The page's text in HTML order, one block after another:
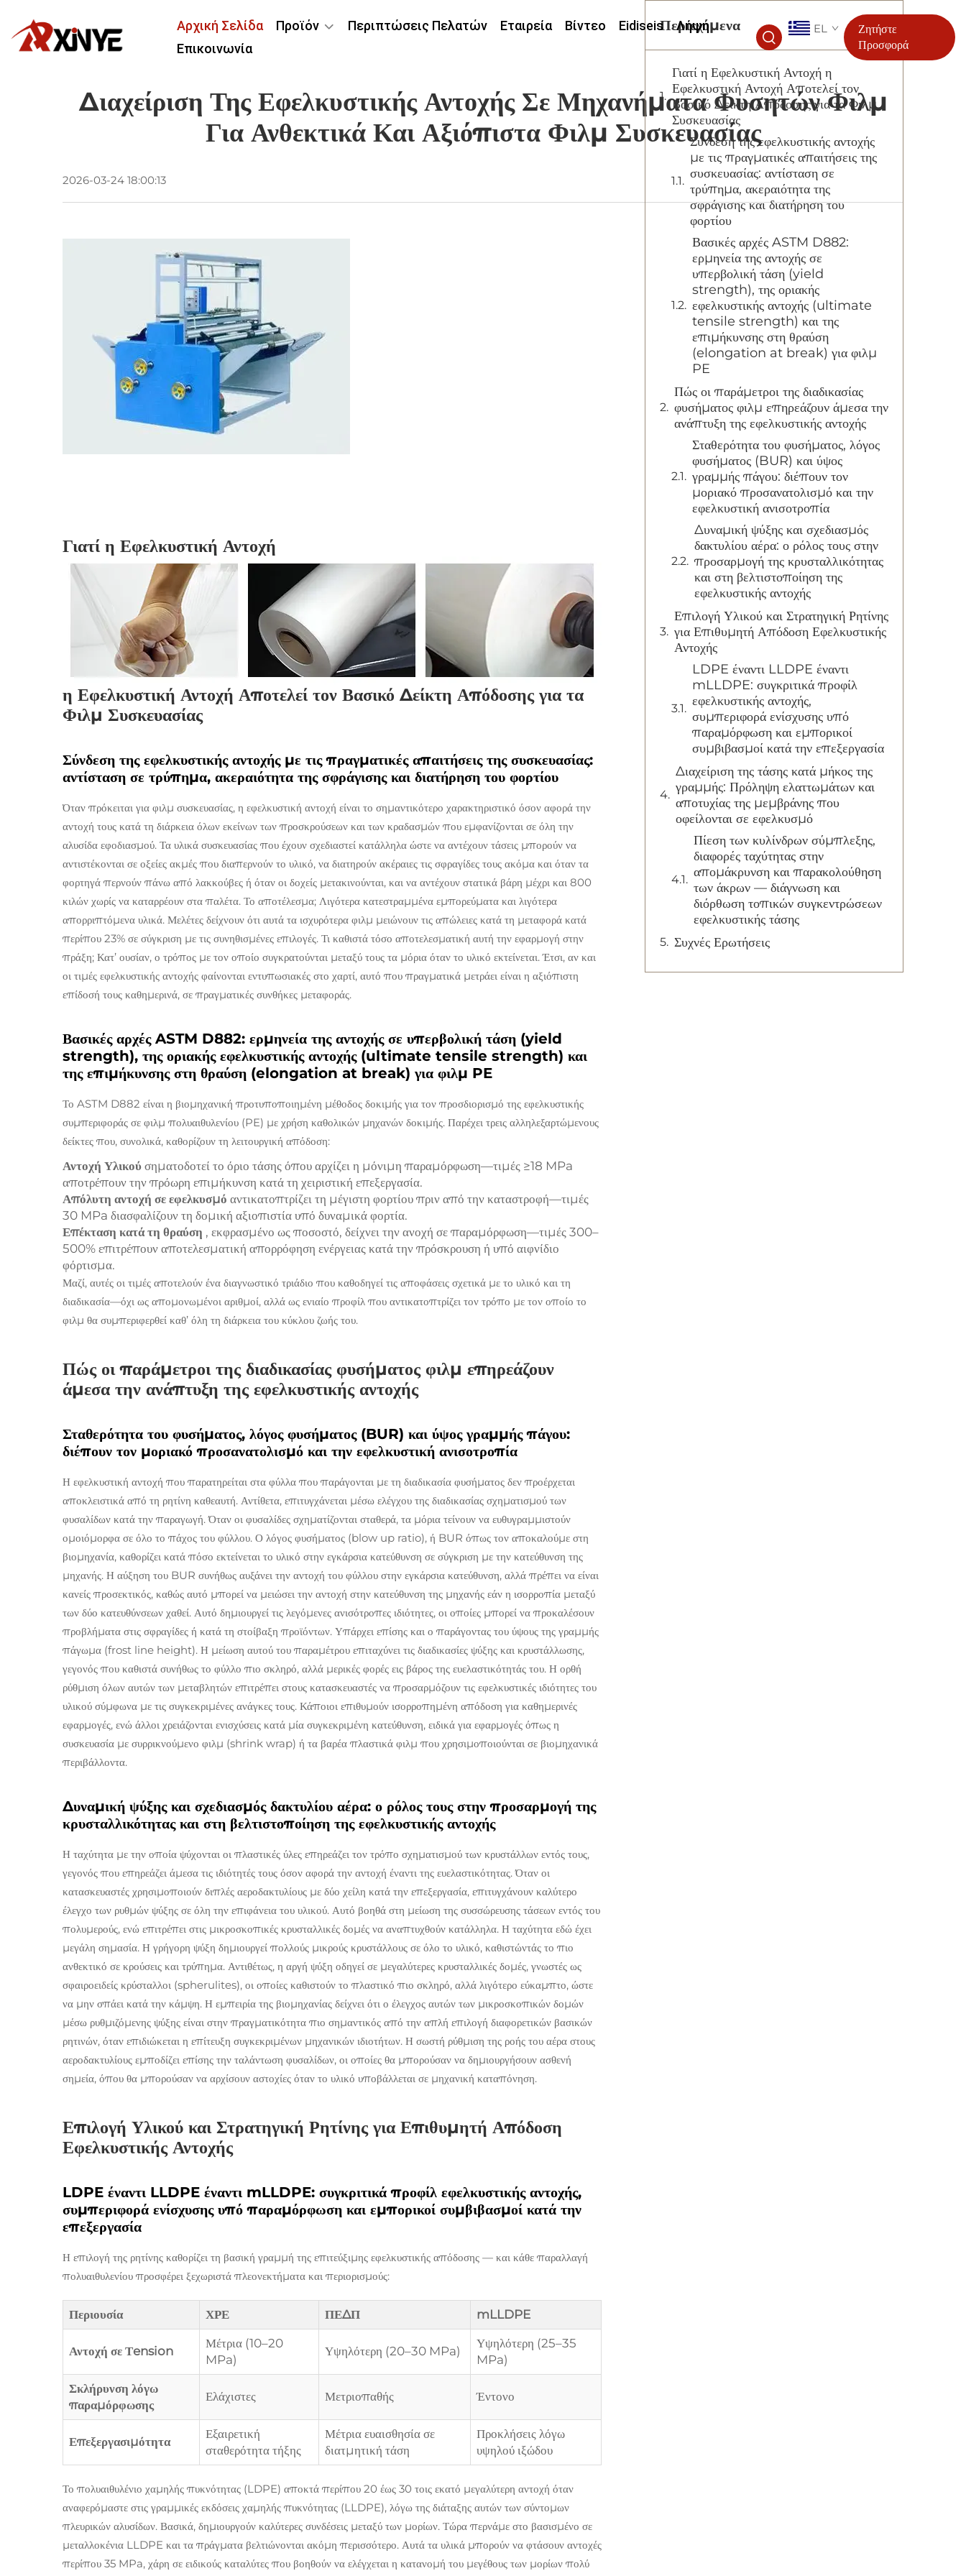
Αρχική Σελίδα Προϊόν Περιπτώσεις Πελατών Εταιρεία Βίντεο Eidiseis
Λήψη
Επικοινωνία
EL
Ζητήστε
Προσφορά
Διαχείριση Της Εφελκυστικής Αντοχής Σε Μηχανήματα Φυσητών Φιλμ
Για Ανθεκτικά Και Αξιόπιστα Φιλμ Συσκευασίας
2026-03-24 18:00:13
Γιατί η Εφελκυστική Αντοχή
η Εφελκυστική Αντοχή Αποτελεί τον Βασικό Δείκτη Απόδοσης για τα
Φιλμ Συσκευασίας
Σύνδεση της εφελκυστικής αντοχής με τις πραγματικές απαιτήσεις της συσκευασίας:
αντίσταση σε τρύπημα, ακεραιότητα της σφράγισης και διατήρηση του φορτίου
Όταν πρόκειται για φιλμ συσκευασίας, η εφελκυστική αντοχή είναι το σημαντικότερο χαρακτηριστικό όσον αφορά την
αντοχή τους κατά τη διάρκεια όλων εκείνων των προσκρούσεων και των κραδασμών που εμφανίζονται σε όλη την
αλυσίδα εφοδιασμού. Τα υλικά συσκευασίας που έχουν σχεδιαστεί κατάλληλα ώστε να αντέχουν τάσεις μπορούν να
αντιστέκονται σε οξείες ακμές που διαπερνούν το υλικό, να διατηρούν ακέραιες τις σφραγίδες τους ακόμα και όταν τα
φορτηγά περνούν πάνω από λακκούβες ή όταν οι δοχείς μετακινούνται, και να αντέχουν στατικά βάρη μέχρι και 800
κιλών χωρίς να καταρρέουν στα παλέτα. Το αποτέλεσμα; Λιγότερα κατεστραμμένα εμπορεύματα και λιγότερα
απορριπτόμενα υλικά. Μελέτες δείχνουν ότι αυτά τα ισχυρότερα φιλμ μειώνουν τις απώλειες κατά τη μεταφορά κατά
περίπου 23% σε σύγκριση με τις συνηθισμένες επιλογές. Τι καθιστά τόσο αποτελεσματική αυτή την εφαρμογή στην
πράξη; Κατ’ ουσίαν, ο τρόπος με τον οποίο συγκρατούνται μεταξύ τους τα μόρια όταν το υλικό εκτείνεται. Έτσι, αν και
οι τιμές εφελκυστικής αντοχής φαίνονται εντυπωσιακές στο χαρτί, αυτό που πραγματικά μετράει είναι η αξιόπιστη
επίδοσή τους καθημερινά, σε πραγματικές συνθήκες μεταφοράς.
Βασικές αρχές ASTM D882: ερμηνεία της αντοχής σε υπερβολική τάση (yield
strength), της οριακής εφελκυστικής αντοχής (ultimate tensile strength) και
της επιμήκυνσης στη θραύση (elongation at break) για φιλμ PE
Το ASTM D882 είναι η βιομηχανική προτυποποιημένη μέθοδος δοκιμής για τον προσδιορισμό της εφελκυστικής
συμπεριφοράς σε φιλμ πολυαιθυλενίου (PE) με χρήση καθολικών μηχανών δοκιμής. Παρέχει τρεις αλληλεξαρτώμενους
δείκτες που, συνολικά, καθορίζουν τη λειτουργική απόδοση:
Αντοχή Υλικού σηματοδοτεί το όριο τάσης όπου αρχίζει η μόνιμη παραμόρφωση—τιμές ≥18 MPa
αποτρέπουν την πρόωρη επιμήκυνση κατά τη χειριστική επεξεργασία.
Απόλυτη αντοχή σε εφελκυσμό αντικατοπτρίζει τη μέγιστη φορτίου πριν από την καταστροφή—τιμές
30 MPa διασφαλίζουν τη δομική αξιοπιστία υπό δυναμικά φορτία.
Επέκταση κατά τη θραύση , εκφρασμένο ως ποσοστό, δείχνει την ανοχή σε παραμόρφωση—τιμές 300–
500% επιτρέπουν αποτελεσματική απορρόφηση ενέργειας κατά την πρόσκρουση ή υπό αιφνίδιο
φόρτισμα.
Μαζί, αυτές οι τιμές αποτελούν ένα διαγνωστικό τριάδιο που καθοδηγεί τις αποφάσεις σχετικά με το υλικό και τη
διαδικασία—όχι ως απομονωμένοι αριθμοί, αλλά ως ενιαίο προφίλ που αντικατοπτρίζει τον τρόπο με τον οποίο το
φιλμ θα συμπεριφερθεί καθ’ όλη τη διάρκεια του κύκλου ζωής του.
Πώς οι παράμετροι της διαδικασίας φυσήματος φιλμ επηρεάζουν
άμεσα την ανάπτυξη της εφελκυστικής αντοχής
Σταθερότητα του φυσήματος, λόγος φυσήματος (BUR) και ύψος γραμμής πάγου:
διέπουν τον μοριακό προσανατολισμό και την εφελκυστική ανισοτροπία
Η εφελκυστική αντοχή που παρατηρείται στα φύλλα που παράγονται με τη διαδικασία φυσήματος δεν προέρχεται
αποκλειστικά από τη ρητίνη καθεαυτή. Αντίθετα, επιτυγχάνεται μέσω ελέγχου της διαδικασίας σχηματισμού των
φυσαλίδων κατά την παραγωγή. Όταν οι φυσαλίδες σχηματίζονται σταθερά, τα μόρια τείνουν να ευθυγραμμιστούν
ομοιόμορφα σε όλο το πάχος του φύλλου. Ο λόγος φυσήματος (blow up ratio), ή BUR όπως τον αποκαλούμε στη
βιομηχανία, καθορίζει κατά πόσο εκτείνεται το υλικό στην εγκάρσια κατεύθυνση σε σύγκριση με την κατεύθυνση της
μηχανής. Η αύξηση του BUR συνήθως αυξάνει την αντοχή του φύλλου στην εγκάρσια κατεύθυνση, αλλά πρέπει να είναι
κανείς προσεκτικός, καθώς αυτό μπορεί να μειώσει την αντοχή στην κατεύθυνση της μηχανής εάν η ισορροπία μεταξύ
των δύο κατευθύνσεων χαθεί. Αυτό δημιουργεί τις λεγόμενες ανισότροπες ιδιότητες, οι οποίες μπορεί να προκαλέσουν
προβλήματα στις σφραγίδες ή κατά τη στοίβαξη προϊόντων. Υπάρχει επίσης και ο παράγοντας του ύψους της γραμμής
πάγωμα (frost line height). Η μείωση αυτού του παραμέτρου επιταχύνει τις διαδικασίες ψύξης και κρυστάλλωσης,
γεγονός που καθιστά συνήθως το φύλλο πιο σκληρό, αλλά μερικές φορές εις βάρος της ευελαστικότητάς του. Η ορθή
ρύθμιση όλων αυτών των μεταβλητών επιτρέπει στους κατασκευαστές να προσαρμόζουν τις εφελκυστικές ιδιότητες του
υλικού σύμφωνα με τις συγκεκριμένες ανάγκες τους. Κάποιοι επιθυμούν ισορροπημένη απόδοση για καθημερινές
εφαρμογές, ενώ άλλοι χρειάζονται ενισχύσεις κατά μία συγκεκριμένη κατεύθυνση, ειδικά για εφαρμογές όπως η
συσκευασία με συρρικνούμενο φιλμ (shrink wrap) ή τα βαρέα πλαστικά φιλμ που χρησιμοποιούνται σε βιομηχανικά
περιβάλλοντα.
Δυναμική ψύξης και σχεδιασμός δακτυλίου αέρα: ο ρόλος τους στην προσαρμογή της
κρυσταλλικότητας και στη βελτιστοποίηση της εφελκυστικής αντοχής
Η ταχύτητα με την οποία ψύχονται οι πλαστικές ύλες επηρεάζει τον τρόπο σχηματισμού των κρυστάλλων εντός τους,
γεγονός που επηρεάζει άμεσα τις ιδιότητές τους όσον αφορά την αντοχή έναντι της ευελαστικότητας. Όταν οι
κατασκευαστές χρησιμοποιούν διπλές αεροδακτυλίους με δύο χείλη κατά την επεξεργασία, επιτυγχάνουν καλύτερο
έλεγχο των ρυθμών ψύξης σε όλη την επιφάνεια του υλικού. Αυτό βοηθά στη μείωση της συσσώρευσης τάσεων εντός του
πολυμερούς, ενώ επιτρέπει στις μικροσκοπικές κρυσταλλικές δομές να αναπτυχθούν κατάλληλα. Η ταχύτητα εδώ έχει
μεγάλη σημασία. Η γρήγορη ψύξη δημιουργεί πολλούς μικρούς κρυστάλλους σε όλο το υλικό, καθιστώντάς το πιο
ανθεκτικό σε κρούσεις και τρύπημα. Αντιθέτως, η αργή ψύξη οδηγεί σε μεγαλύτερες κρυσταλλικές δομές, γνωστές ως
σφαιροειδείς κρύσταλλοι (spherulites), οι οποίες καθιστούν το πλαστικό πιο σκληρό, αλλά λιγότερο εύκαμπτο, ώστε
να μην σπάει κατά την κάμψη. Η εμπειρία της βιομηχανίας δείχνει ότι ο έλεγχος αυτών των μικροσκοπικών δομών
μέσω ρυθμιζόμενης ψύξης είναι στην πραγματικότητα πιο σημαντικός από την απλή επιλογή διαφορετικών βασικών
ρητινών, όταν επιδιώκεται η επίτευξη συγκεκριμένων μηχανικών ιδιοτήτων. Η σωστή ρύθμιση της ροής του αέρα στους
αεροδακτυλίους εμποδίζει επίσης την ταλάντωση φυσαλίδων, οι οποίες θα μπορούσαν να δημιουργήσουν ασθενή
σημεία, όπου θα μπορούσαν να αρχίσουν αστοχίες όταν το υλικό υποβάλλεται σε μηχανική καταπόνηση.
Επιλογή Υλικού και Στρατηγική Ρητίνης για Επιθυμητή Απόδοση
Εφελκυστικής Αντοχής
LDPE έναντι LLDPE έναντι mLLDPE: συγκριτικά προφίλ εφελκυστικής αντοχής,
συμπεριφορά ενίσχυσης υπό παραμόρφωση και εμπορικοί συμβιβασμοί κατά την
επεξεργασία
Η επιλογή της ρητίνης καθορίζει τη βασική γραμμή της επιτεύξιμης εφελκυστικής απόδοσης — και κάθε παραλλαγή
πολυαιθυλενίου προσφέρει ξεχωριστά πλεονεκτήματα και περιορισμούς:
Περιουσία ΧΡΕ ΠΕΔΠ mLLDPE
Αντοχή σε Τension
Μέτρια (10–20
MPa)
Υψηλότερη (20–30 MPa)
Υψηλότερη (25–35
MPa)
Σκλήρυνση λόγω
παραμόρφωσης
Ελάχιστες Μετριοπαθής Έντονο
Επεξεργασιμότητα
Εξαιρετική
σταθερότητα τήξης
Μέτρια ευαισθησία σε
διατμητική τάση
Προκλήσεις λόγω
υψηλού ιξώδου
Το πολυαιθυλένιο χαμηλής πυκνότητας (LDPE) αποκτά περίπου 20 έως 30 τοις εκατό μεγαλύτερη αντοχή όταν
αναφερόμαστε στις γραμμικές εκδόσεις χαμηλής πυκνότητας (LLDPE), λόγω της διάταξης αυτών των σύντομων
πλευρικών αλυσίδων. Βασικά, δημιουργούν καλύτερες συνδέσεις μεταξύ των μορίων. Τώρα περνάμε στο βασισμένο σε
μεταλλοκένια LLDPE και τα πράγματα βελτιώνονται ακόμη περισσότερο. Αυτά τα υλικά μπορούν να φτάσουν αντοχές
περίπου 35 MPa, χάρη σε ειδικούς καταλύτες που βοηθούν να ελέγχεται η κατανομή του μεγέθους των μορίων πολύ
Περιεχόμενα
Γιατί η Εφελκυστική Αντοχή η
Εφελκυστική Αντοχή Αποτελεί τον
Βασικό Δείκτη Απόδοσης για τα Φιλμ
Συσκευασίας
Σύνδεση της εφελκυστικής αντοχής
με τις πραγματικές απαιτήσεις της
συσκευασίας: αντίσταση σε
τρύπημα, ακεραιότητα της
σφράγισης και διατήρηση του
φορτίου
Βασικές αρχές ASTM D882:
ερμηνεία της αντοχής σε
υπερβολική τάση (yield
strength), της οριακής
εφελκυστικής αντοχής (ultimate
tensile strength) και της
επιμήκυνσης στη θραύση
(elongation at break) για φιλμ
PE
Πώς οι παράμετροι της διαδικασίας
φυσήματος φιλμ επηρεάζουν άμεσα την
ανάπτυξη της εφελκυστικής αντοχής
Σταθερότητα του φυσήματος, λόγος
φυσήματος (BUR) και ύψος
γραμμής πάγου: διέπουν τον
μοριακό προσανατολισμό και την
εφελκυστική ανισοτροπία
Δυναμική ψύξης και σχεδιασμός
δακτυλίου αέρα: ο ρόλος τους στην
προσαρμογή της κρυσταλλικότητας
και στη βελτιστοποίηση της
εφελκυστικής αντοχής
Επιλογή Υλικού και Στρατηγική Ρητίνης
για Επιθυμητή Απόδοση Εφελκυστικής
Αντοχής
LDPE έναντι LLDPE έναντι
mLLDPE: συγκριτικά προφίλ
εφελκυστικής αντοχής,
συμπεριφορά ενίσχυσης υπό
παραμόρφωση και εμπορικοί
συμβιβασμοί κατά την επεξεργασία
Διαχείριση της τάσης κατά μήκος της
γραμμής: Πρόληψη ελαττωμάτων και
αποτυχίας της μεμβράνης που
οφείλονται σε εφελκυσμό
Πίεση των κυλίνδρων σύμπλεξης,
διαφορές ταχύτητας στην
απομάκρυνση και παρακολούθηση
των άκρων — διάγνωση και
διόρθωση τοπικών συγκεντρώσεων
εφελκυστικής τάσης
Συχνές Ερωτήσεις